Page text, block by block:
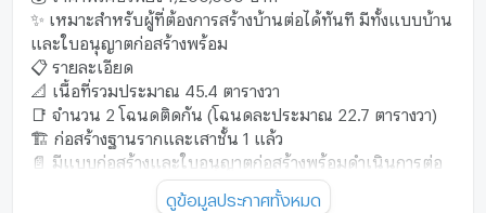
✨ เหมาะสำหรับผู้ที่ต้องการสร้างบ้านต่อได้ทันที มีทั้งแบบบ้าน
และใบอนุญาตก่อสร้างพร้อม
📋 รายละเอียด
📐 เนื้อที่รวมประมาณ 45.4 ตารางวา
📑 จำนวน 2 โฉนดติดกัน (โฉนดละประมาณ 22.7 ตารางวา)
🏗️ ก่อสร้างฐานรากและเสาชั้น 1 แล้ว
📄 มีแบบก่อสร้างและใบอนุญาตก่อสร้างพร้อมดำเนินการต่อ
💰 ราคาประเมินประมาณ 1,800,000 บาท (ประมาณ 40,000
ดูข้อมูลประกาศทั้งหมด